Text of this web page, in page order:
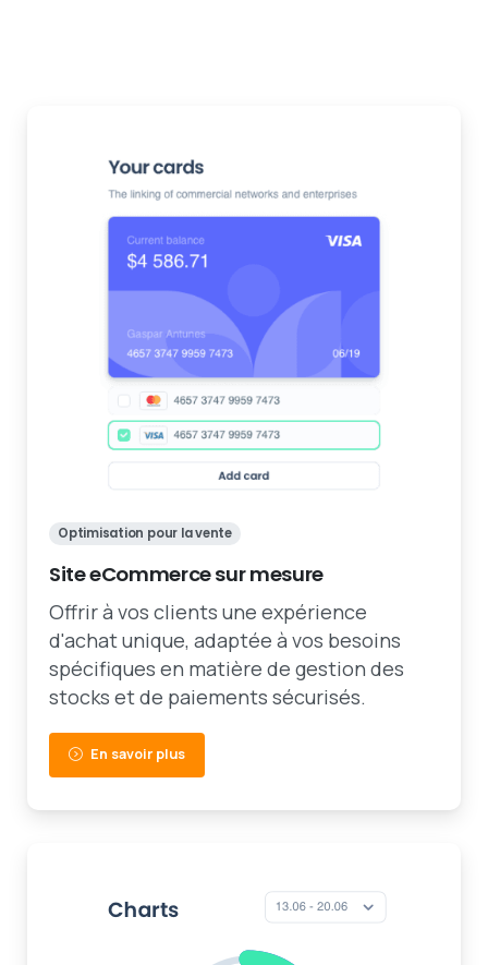
Optimisation pour la vente
Site eCommerce sur mesure
Offrir à vos clients une expérience
d'achat unique, adaptée à vos besoins
spécifiques en matière de gestion des
stocks et de paiements sécurisés.
En savoir plus